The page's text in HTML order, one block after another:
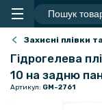
Захисні плівки
Гідрогелева
10 на задню
Артикул: GM-2761